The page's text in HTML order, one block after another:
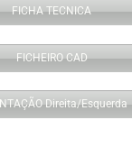
FICHA TECNICA
FICHEIRO CAD
Direita/Esquerda